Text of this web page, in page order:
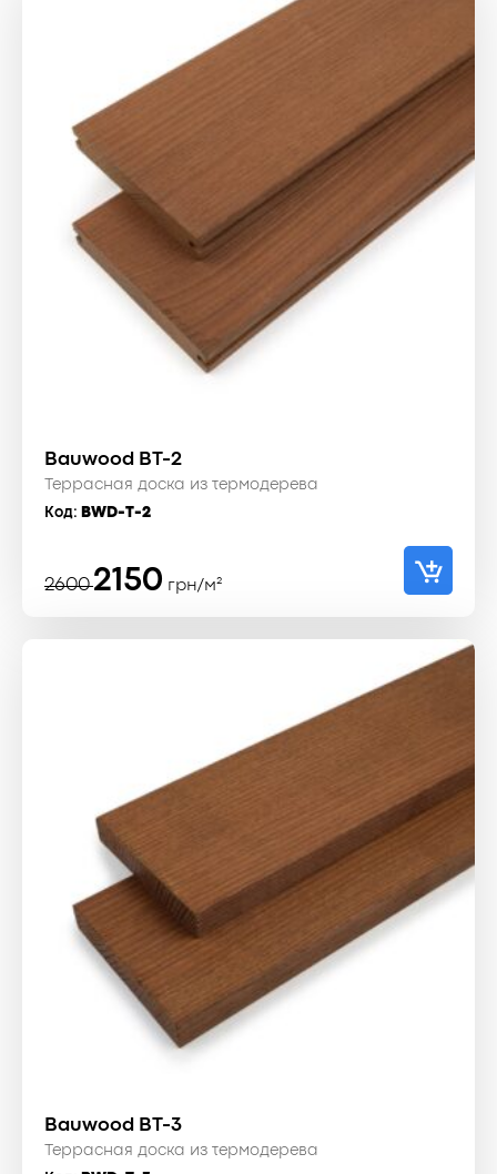
Bauwood BT-2
Террасная доска из термодерева
Код: BWD-T-2
2600
Первоначальная
составляла
2150
Текущая
2150 ₴.
грн/м²
Bauwood BT-3
Террасная доска из термодерева